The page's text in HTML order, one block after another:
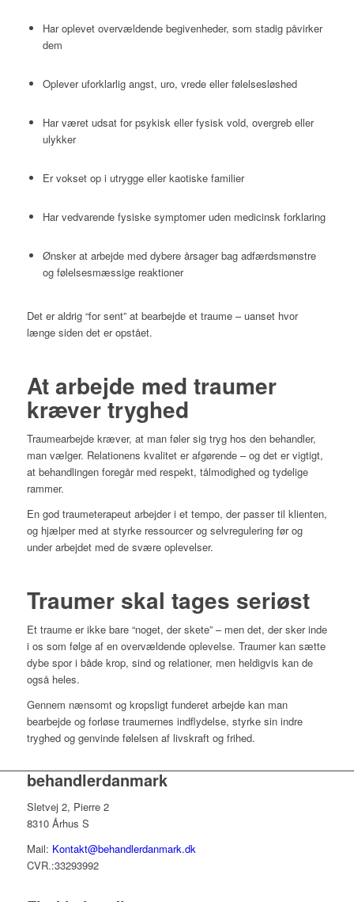
Har oplevet overvældende begivenheder, som stadig påvirker
dem
Oplever uforklarlig angst, uro, vrede eller følelsesløshed
Har været udsat for psykisk eller fysisk vold, overgreb eller
ulykker
Er vokset op i utrygge eller kaotiske familier
Har vedvarende fysiske symptomer uden medicinsk forklaring
Ønsker at arbejde med dybere årsager bag adfærdsmønstre
og følelsesmæssige reaktioner
Det er aldrig “for sent” at bearbejde et traume – uanset hvor
længe siden det er opstået.
At arbejde med traumer
kræver tryghed
Traumearbejde kræver, at man føler sig tryg hos den behandler,
man vælger. Relationens kvalitet er afgørende – og det er vigtigt,
at behandlingen foregår med respekt, tålmodighed og tydelige
rammer.
En god traumeterapeut arbejder i et tempo, der passer til klienten,
og hjælper med at styrke ressourcer og selvregulering før og
under arbejdet med de svære oplevelser.
Traumer skal tages seriøst
Et traume er ikke bare “noget, der skete” – men det, der sker inde
i os som følge af en overvældende oplevelse. Traumer kan sætte
dybe spor i både krop, sind og relationer, men heldigvis kan de
også heles.
Gennem nænsomt og kropsligt funderet arbejde kan man
bearbejde og forløse traumernes indflydelse, styrke sin indre
tryghed og genvinde følelsen af livskraft og frihed.
behandlerdanmark
Sletvej 2, Pierre 2
8310 Århus S
Mail: Kontakt@behandlerdanmark.dk
CVR.:33293992